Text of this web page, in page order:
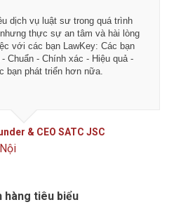
dịch vụ luật sư trong quá trình
thực sự an tâm và hài lòng
với các bạn LawKey: Các bạn
Chuẩn - Chính xác - Hiệu quả -
bạn phát triển hơn nữa.
& CEO SATC JSC
hàng tiêu biểu